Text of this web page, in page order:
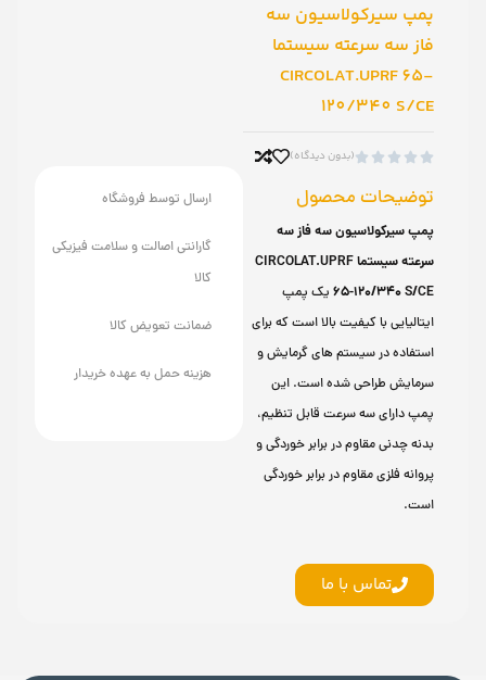
پمپ سیرکولاسیون سه
فاز سه سرعته سیستما
CIRCOLAT.UPRF 65-
120/340 S/CE




(بدون دیدگاه)
توضیحات محصول
پمپ سیرکولاسیون سه فاز سه
سرعته سیستما CIRCOLAT.UPRF
65-120/340 S/CE یک پمپ
ایتالیایی با کیفیت بالا است که برای
استفاده در سیستم های گرمایش و
سرمایش طراحی شده است. این
پمپ دارای سه سرعت قابل تنظیم،
بدنه چدنی مقاوم در برابر خوردگی و
پروانه فلزی مقاوم در برابر خوردگی
است.
تماس با ما
ارسال توسط فروشگاه
گارانتی اصالت و سلامت فیزیکی
کالا
ضمانت تعویض کالا
هزینه حمل به عهده خریدار